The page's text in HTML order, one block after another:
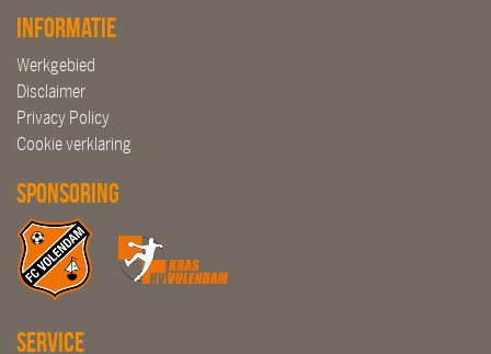
Informatie
Werkgebied
Disclaimer
Privacy Policy
Cookie verklaring
Sponsoring
Service